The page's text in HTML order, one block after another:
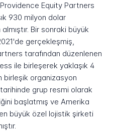
Providence Equity Partners
930 milyon dolar
Bir sonraki büyük
gerçekleşmiş,
tarafından düzenlenen
ile birleşerek yaklaşık 4
birleşik organizasyon
grup resmi olarak
başlatmış ve Amerika
büyük özel lojistik şirketi